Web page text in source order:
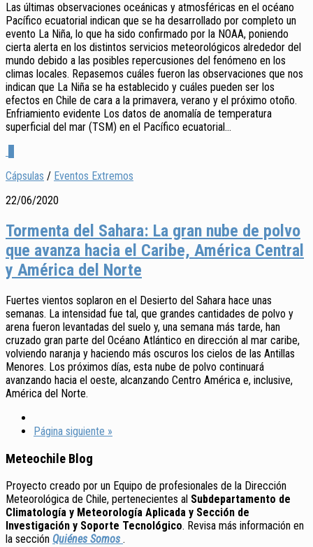
Las últimas observaciones oceánicas y atmosféricas en el océano
Pacífico ecuatorial indican que se ha desarrollado por completo un
evento La Niña, lo que ha sido confirmado por la NOAA, poniendo
cierta alerta en los distintos servicios meteorológicos alrededor del
mundo debido a las posibles repercusiones del fenómeno en los
climas locales. Repasemos cuáles fueron las observaciones que nos
indican que La Niña se ha establecido y cuáles pueden ser los
efectos en Chile de cara a la primavera, verano y el próximo otoño.
Enfriamiento evidente Los datos de anomalía de temperatura
superficial del mar (TSM) en el Pacífico ecuatorial...
Cápsulas / Eventos Extremos
22/06/2020
Tormenta del Sahara: La gran nube de polvo
que avanza hacia el Caribe, América Central
y América del Norte
Fuertes vientos soplaron en el Desierto del Sahara hace unas
semanas. La intensidad fue tal, que grandes cantidades de polvo y
arena fueron levantadas del suelo y, una semana más tarde, han
cruzado gran parte del Océano Atlántico en dirección al mar caribe,
volviendo naranja y haciendo más oscuros los cielos de las Antillas
Menores. Los próximos días, esta nube de polvo continuará
avanzando hacia el oeste, alcanzando Centro América e, inclusive,
América del Norte.
Página siguiente »
Meteochile Blog
Proyecto creado por un Equipo de profesionales de la Dirección
Meteorológica de Chile, pertenecientes al Subdepartamento de
Climatología y Meteorología Aplicada y Sección de
Investigación y Soporte Tecnológico. Revisa más información en
la sección Quiénes Somos .